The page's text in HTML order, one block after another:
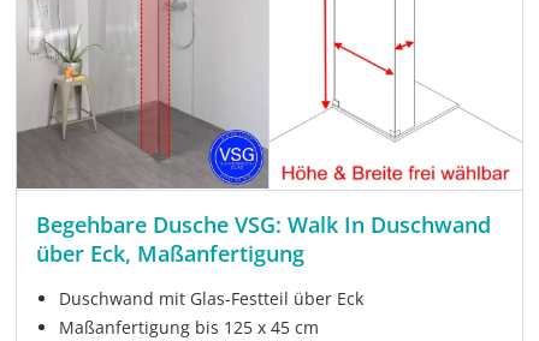
Begehbare Dusche VSG: Walk In Duschwand
über Eck, Maßanfertigung
Duschwand mit Glas-Festteil über Eck
Maßanfertigung bis 125 x 45 cm